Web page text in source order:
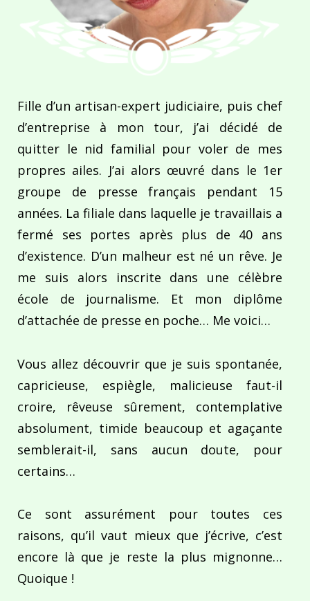
Fille d’un artisan-expert judiciaire, puis chef
d’entreprise à mon tour, j’ai décidé de
quitter le nid familial pour voler de mes
propres ailes. J’ai alors œuvré dans le 1er
groupe de presse français pendant 15
années. La filiale dans laquelle je travaillais a
fermé ses portes après plus de 40 ans
d’existence. D’un malheur est né un rêve. Je
me suis alors inscrite dans une célèbre
école de journalisme. Et mon diplôme
d’attachée de presse en poche… Me voici…
Vous allez découvrir que je suis spontanée,
capricieuse, espiègle, malicieuse faut-il
croire, rêveuse sûrement, contemplative
absolument, timide beaucoup et agaçante
semblerait-il, sans aucun doute, pour
certains…
Ce sont assurément pour toutes ces
raisons, qu’il vaut mieux que j’écrive, c’est
encore là que je reste la plus mignonne…
Quoique !